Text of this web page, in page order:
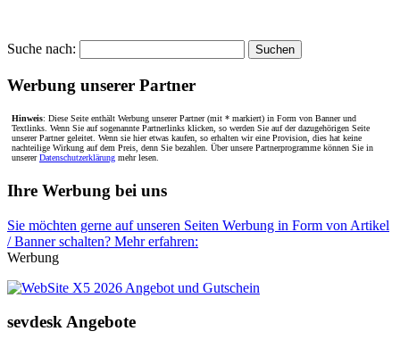
Suche nach:
Werbung unserer Partner
Hinweis: Diese Seite enthält Werbung unserer Partner (mit * markiert) in Form von Banner und
Textlinks. Wenn Sie auf sogenannte Partnerlinks klicken, so werden Sie auf der dazugehörigen Seite
unserer Partner geleitet. Wenn sie hier etwas kaufen, so erhalten wir eine Provision, dies hat keine
nachteilige Wirkung auf dem Preis, denn Sie bezahlen. Über unsere Partnerprogramme können Sie in
unsererDatenschutzerklärung mehr lesen.
Ihre Werbung bei uns
Sie möchten gerne auf unseren Seiten Werbung in Form von Artikel
/ Banner schalten? Mehr erfahren:
Werbung
sevdesk Angebote